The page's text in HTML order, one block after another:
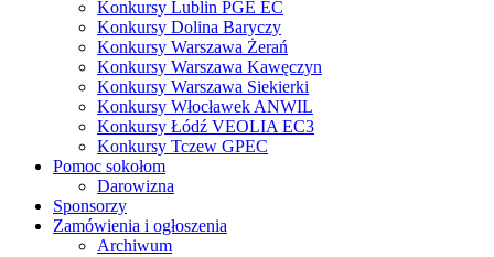
Konkursy Lublin PGE EC
Konkursy Dolina Baryczy
Konkursy Warszawa Żerań
Konkursy Warszawa Kawęczyn
Konkursy Warszawa Siekierki
Konkursy Włocławek ANWIL
Konkursy Łódź VEOLIA EC3
Konkursy Tczew GPEC
Pomoc sokołom
Darowizna
Sponsorzy
Zamówienia i ogłoszenia
Archiwum